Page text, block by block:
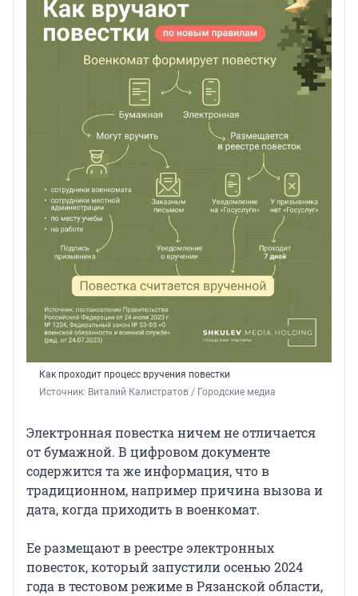
Как проходит процесс вручения повестки
Источник: Виталий Калистратов / Городские медиа
Электронная повестка ничем не отличается
от бумажной. В цифровом документе
содержится та же информация, что в
традиционном, например причина вызова и
дата, когда приходить в военкомат.
Ее размещают в реестре электронных
повесток, который запустили осенью 2024
года в тестовом режиме в Рязанской области,